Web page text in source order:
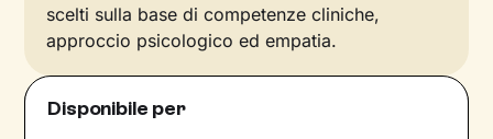
scelti sulla base di competenze cliniche,
approccio psicologico ed empatia.
Disponibile per